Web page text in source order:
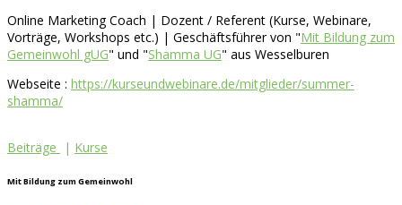
Online Marketing Coach | Dozent / Referent (Kurse, Webinare,
Vorträge, Workshops etc.) | Geschäftsführer von "Mit Bildung zum
Gemeinwohl gUG" und "Shamma UG" aus Wesselburen
Webseite : https://kurseundwebinare.de/mitglieder/summer-
shamma/
Beiträge | Kurse
Mit Bildung zum Gemeinwohl